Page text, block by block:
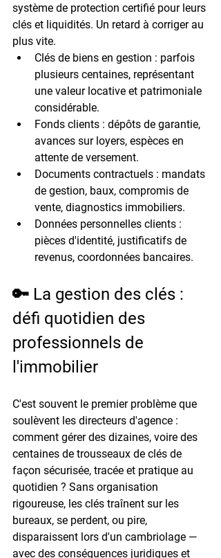
système de protection certifié pour leurs
clés et liquidités. Un retard à corriger au
plus vite.
Clés de biens en gestion : parfois
plusieurs centaines, représentant
une valeur locative et patrimoniale
considérable.
Fonds clients : dépôts de garantie,
avances sur loyers, espèces en
attente de versement.
Documents contractuels : mandats
de gestion, baux, compromis de
vente, diagnostics immobiliers.
Données personnelles clients :
pièces d'identité, justificatifs de
revenus, coordonnées bancaires.
🔑 La gestion des clés :
défi quotidien des
professionnels de
l'immobilier
C'est souvent le premier problème que
soulèvent les directeurs d'agence :
comment gérer des dizaines, voire des
centaines de trousseaux de clés de
façon sécurisée, tracée et pratique au
quotidien ? Sans organisation
rigoureuse, les clés traînent sur les
bureaux, se perdent, ou pire,
disparaissent lors d'un cambriolage —
avec des conséquences juridiques et